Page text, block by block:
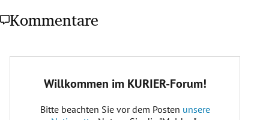
Kommentare